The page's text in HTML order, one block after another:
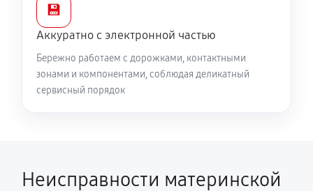
💾
Аккуратно с электронной частью
Бережно работаем с дорожками, контактными
зонами и компонентами, соблюдая деликатный
сервисный порядок
Неисправности материнской